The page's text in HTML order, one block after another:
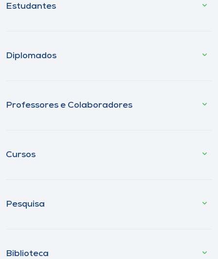
Estudantes
Diplomados
Professores e Colaboradores
Cursos
Pesquisa
Biblioteca